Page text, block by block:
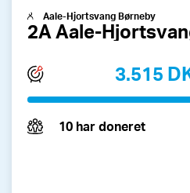
Aale-Hjortsvang Børneby
2A Aale-
3.515
10 har doneret